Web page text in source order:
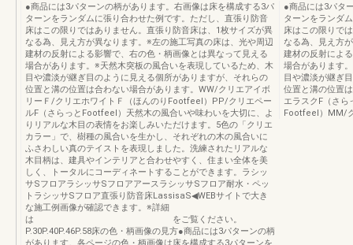
●商品には3パターンの柄があります。右画像は床を構成する3パ
ターンをランダムに張り合わせた例です。ただし、直張り防音
床はこの限りではありません。直張り防音床は、1枚サイズが異
なる為、見え方が異なります。※左の施工写真の床は、光や周辺
建材の反射による影響で、右の色・柄画像とは異なって見える
場合があります。※天然木突板の風合いを表現しているため、木
目や濃淡が継ぎ目のように見える個所がありますが、それらの
位置と溝の位置は合わない場合があります。WW/クリエアイボ
リーＦ/クリエホワイトＦ（ほんのりFootfeel）PP/クリエペー
ルF（さらっとFootfeel）天然木の風合いや味わいを大切に、よ
りリアルな木目の表情をお楽しみいただけます。5色の「クリエ
カラー」で、樹種の風合いを生かし、それぞれの木の風合いに
ふさわしい真のテイストを表現しました。洗練されたリアルな
木目柄は、建具やインテリアと合わせやすく、住まい全体を美
しく、トータルにコーディネートすることができます。ラシッ
サSフロアラシッサSフロアアースラシッサSフロア耐水・ペッ
トラシッサSフロア直張り防音床LassisaS◀WEBサイトで大き
な施工例画像が確認できます。※詳細
は をご覧ください。
P.30P.40P.46P.58床の色・柄画像の見方●商品には3パターンの柄
があります。各ページの色・柄画像は床を構成する3パターンを
●商品には3パタ
ターンをランダ
床はこの限りで
なる為、見え方
建材の反射によ
場合があります
目や濃淡が継ぎ
位置と溝の位置
エラスクF（さ
Footfeel）MM/